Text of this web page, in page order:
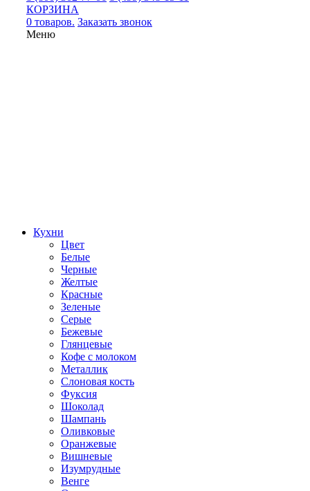
КОРЗИНА
0 товаров. Заказать звонок
Меню
Кухни
Цвет
Белые
Черные
Желтые
Красные
Зеленые
Серые
Бежевые
Глянцевые
Кофе с молоком
Металлик
Слоновая кость
Фуксия
Шоколад
Шампань
Оливковые
Оранжевые
Вишневые
Изумрудные
Венге